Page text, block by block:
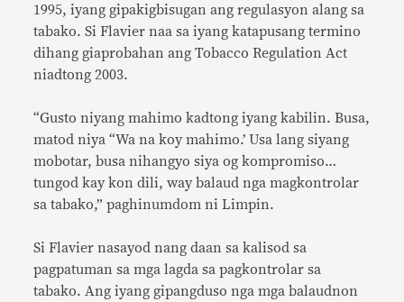
1995, iyang gipakigbisugan ang regulasyon alang sa
tabako. Si Flavier naa sa iyang katapusang termino
dihang giaprobahan ang Tobacco Regulation Act
niadtong 2003.
“Gusto niyang mahimo kadtong iyang kabilin. Busa,
matod niya “Wa na koy mahimo.’ Usa lang siyang
mobotar, busa nihangyo siya og kompromiso…
tungod kay kon dili, way balaud nga magkontrolar
sa tabako,” paghinumdom ni Limpin.
Si Flavier nasayod nang daan sa kalisod sa
pagpatuman sa mga lagda sa pagkontrolar sa
tabako. Ang iyang gipangduso nga mga balaudnon